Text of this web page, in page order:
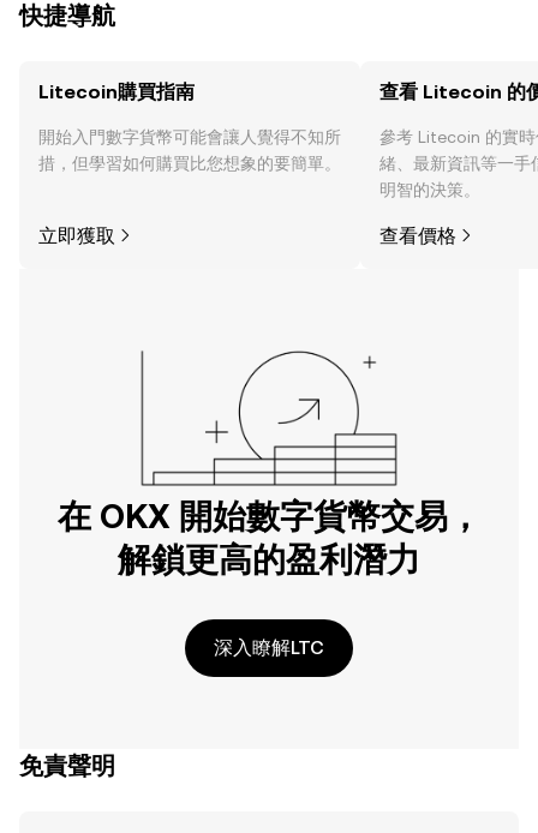
快捷導航
Litecoin購買指南
開始入門數字貨幣可能會讓人覺得不知所
措，但學習如何購買比您想象的要簡單。
立即獲取
查看 Litecoin 的
參考 Litecoin 的實
緒、最新資訊等一手
明智的決策。
查看價格
在 OKX 開始數字貨幣交易，
解鎖更高的盈利潛力
深入瞭解LTC
免責聲明